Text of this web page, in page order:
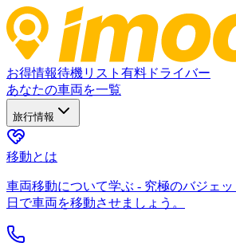
お得情報待機リスト 有料ドライバー
あなたの車両を一覧
旅行情報
移動とは
車両移動について学ぶ - 究極のバジェ
日で車両を移動させましょう。